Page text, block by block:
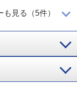
T.Y様）
見る（5件）